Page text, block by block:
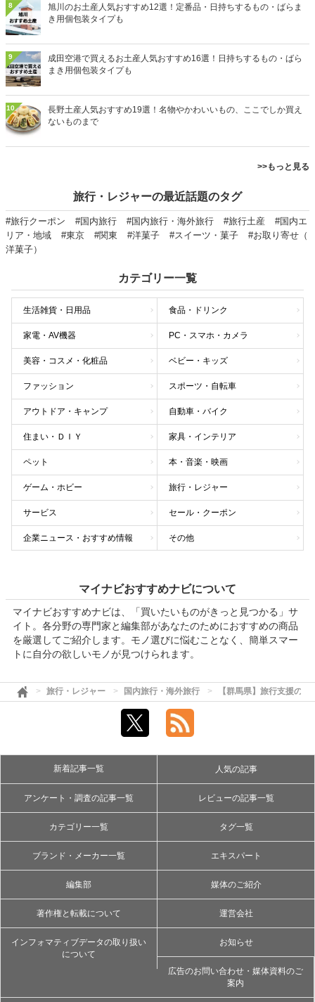
8
旭川のお土産人気おすすめ12選！定番品・日持ちするもの・ばらま
き用個包装タイプも
9
成田空港で買えるお土産人気おすすめ16選！日持ちするもの・ばら
まき用個包装タイプも
10
長野土産人気おすすめ19選！名物やかわいいもの、ここでしか買え
ないものまで
>>もっと見る
旅行・レジャーの最近話題のタグ
#旅行クーポン #国内旅行 #国内旅行・海外旅行 #旅行土産
#国内エ
リア・地域
#東京 #関東 #洋菓子 #スイーツ・菓子
#お取り寄せ（
洋菓子）
カテゴリー一覧
生活雑貨・日用品 食品・ドリンク
家電・AV機器 PC・スマホ・カメラ
美容・コスメ・化粧品 ベビー・キッズ
ファッション スポーツ・自転車
アウトドア・キャンプ 自動車・バイク
住まい・ＤＩＹ 家具・インテリア
ペット 本・音楽・映画
ゲーム・ホビー 旅行・レジャー
サービス セール・クーポン
企業ニュース・おすすめ情報 その他
マイナビおすすめナビについて
マイナビおすすめナビは、「買いたいものがきっと見つかる」サ
イト。各分野の専門家と編集部があなたのためにおすすめの商品
を厳選してご紹介します。モノ選びに悩むことなく、簡単スマー
トに自分の欲しいモノが見つけられます。
旅行・レジャー 国内旅行・海外旅行 【群馬県】旅行支援の最
新着記事一覧 人気の記事
アンケート・調査の記事一覧 レビューの記事一覧
カテゴリー一覧 タグ一覧
ブランド・メーカー一覧 エキスパート
編集部 媒体のご紹介
著作権と転載について 運営会社
インフォマティブデータの取り扱い
について
お知らせ
広告のお問い合わせ・媒体資料のご
案内